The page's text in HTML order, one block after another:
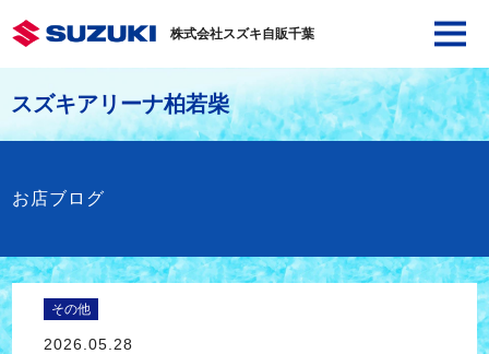
株式会社スズキ自販千葉
スズキアリーナ柏若柴
お店ブログ
その他
2026.05.28